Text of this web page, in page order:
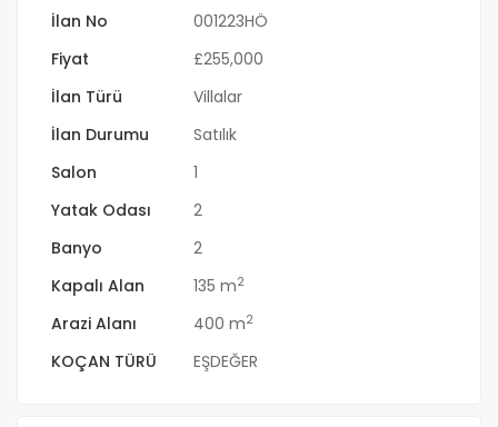
İlan No
001223HÖ
Fiyat
£255,000
İlan Türü
Villalar
İlan Durumu
Satılık
Salon
1
Yatak Odası
2
Banyo
2
Kapalı Alan
135 m2
Arazi Alanı 400 m2
KOÇAN TÜRÜ EŞDEĞER